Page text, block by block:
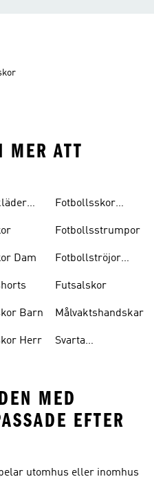
MER ATT
Dam
Barn
Herr
Fotbollsskor
Fotbollsstrumpor
Fotbollströjor
Futsalskor
Målvaktshandskar
Svarta
MED
EFTER
utomhus eller inomhus